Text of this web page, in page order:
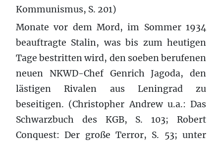
Kommunismus, S. 201)
Monate vor dem Mord, im Sommer 1934
beauftragte Stalin, was bis zum heutigen
Tage bestritten wird, den soeben berufenen
neuen NKWD-Chef Genrich Jagoda, den
lästigen Rivalen aus Leningrad zu
beseitigen. (Christopher Andrew u.a.: Das
Schwarzbuch des KGB, S. 103; Robert
Conquest: Der große Terror, S. 53; unter